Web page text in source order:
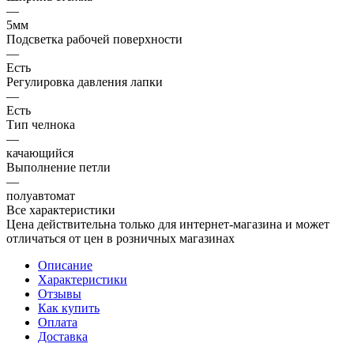
—
5мм
Подсветка рабочей поверхности
—
Есть
Регулировка давления лапки
—
Есть
Тип челнока
—
качающийся
Выполнение петли
—
полуавтомат
Все характеристики
Цена действительна только для интернет-магазина и может
отличаться от цен в розничных магазинах
Описание
Характеристики
Отзывы
Как купить
Оплата
Доставка